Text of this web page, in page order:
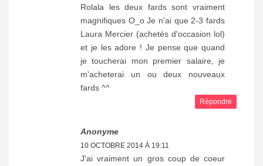
Rolala les deux fards sont vraiment
magnifiques O_o Je n'ai que 2-3 fards
Laura Mercier (achetés d'occasion lol)
et je les adore ! Je pense que quand
je toucherai mon premier salaire, je
m'acheterai un ou deux nouveaux
fards ^^
Répondre
Anonyme
10 OCTOBRE 2014 À 19:11
J'ai vraiment un gros coup de coeur